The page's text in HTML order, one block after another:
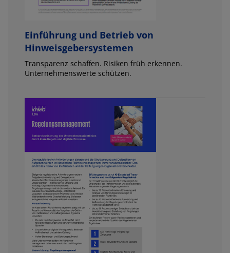
Einführung und Betrieb von
Hinweisgebersystemen
Transparenz schaffen. Risiken früh erkennen.
Unternehmenswerte schützen.